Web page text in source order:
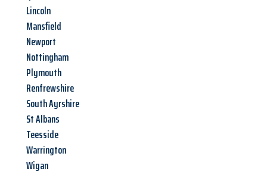
Lincoln
Mansfield
Newport
Nottingham
Plymouth
Renfrewshire
South Ayrshire
St Albans
Teesside
Warrington
Wigan